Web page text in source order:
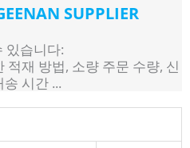
SUPPLIER
있습니다:
적재 방법, 소량 주문 수량, 신
송 시간 ...